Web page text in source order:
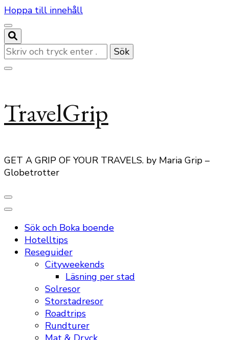
Hoppa till innehåll
Letar
du
efter
TravelGrip
GET A GRIP OF YOUR TRAVELS. by Maria Grip –
Globetrotter
Sök och Boka boende
Hotelltips
Reseguider
Cityweekends
Läsning per stad
Solresor
Storstadresor
Roadtrips
Rundturer